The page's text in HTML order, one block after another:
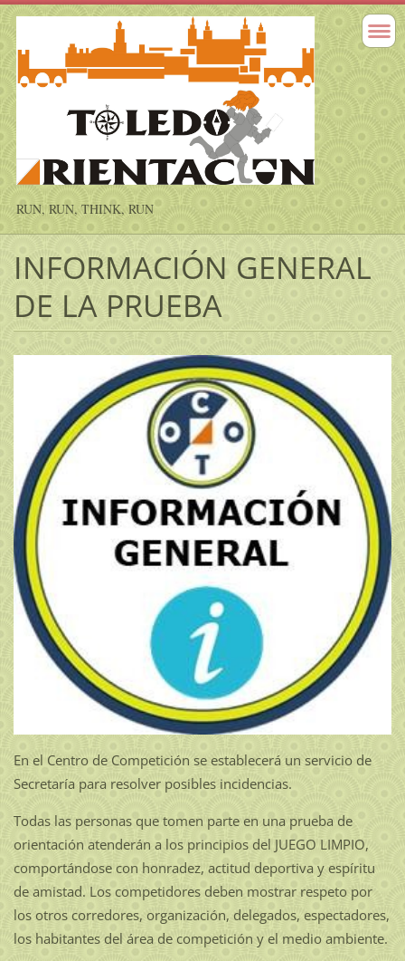
RUN, RUN, THINK, RUN
INFORMACIÓN GENERAL
DE LA PRUEBA
En el Centro de Competición se establecerá un servicio de
Secretaría para resolver posibles incidencias.
Todas las personas que tomen parte en una prueba de
orientación atenderán a los principios del JUEGO LIMPIO,
comportándose con honradez, actitud deportiva y espíritu
de amistad. Los competidores deben mostrar respeto por
los otros corredores, organización, delegados, espectadores,
los habitantes del área de competición y el medio ambiente.